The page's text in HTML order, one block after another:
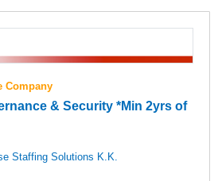
Company
& Security *Min 2yrs of
Staffing Solutions K.K.